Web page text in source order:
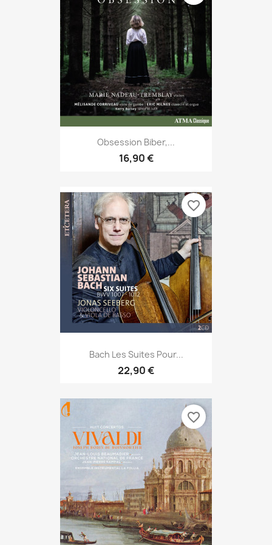
Obsession Biber,...
16,90 €
Bach Les Suites Pour...
22,90 €
favorite_border
favorite_border